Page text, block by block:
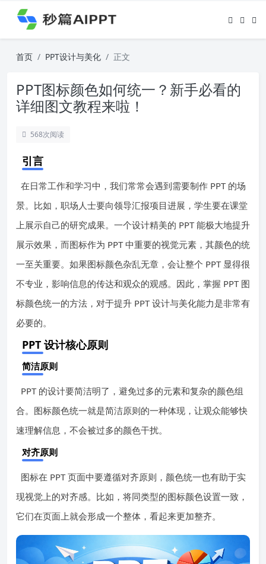
首页 PPT设计与美化 正文
PPT图标颜色如何统一？新手必看的
详细图文教程来啦！
568次阅读
引言
在日常工作和学习中，我们常常会遇到需要制作 PPT 的场
景。比如，职场人士要向领导汇报项目进展，学生要在课堂
上展示自己的研究成果。一个设计精美的 PPT 能极大地提升
展示效果，而图标作为 PPT 中重要的视觉元素，其颜色的统
一至关重要。如果图标颜色杂乱无章，会让整个 PPT 显得很
不专业，影响信息的传达和观众的观感。因此，掌握 PPT 图
标颜色统一的方法，对于提升 PPT 设计与美化能力是非常有
必要的。
PPT 设计核心原则
简洁原则
PPT 的设计要简洁明了，避免过多的元素和复杂的颜色组
合。图标颜色统一就是简洁原则的一种体现，让观众能够快
速理解信息，不会被过多的颜色干扰。
对齐原则
图标在 PPT 页面中要遵循对齐原则，颜色统一也有助于实
现视觉上的对齐感。比如，将同类型的图标颜色设置一致，
它们在页面上就会形成一个整体，看起来更加整齐。